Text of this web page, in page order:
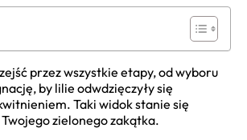
przez wszystkie etapy, od wyboru
by lilie odwdzięczyły się
Taki widok stanie się
zielonego zakątka.